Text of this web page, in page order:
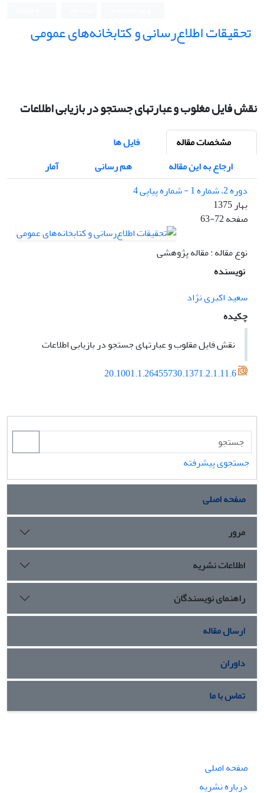
تحقیقات اطلاع‌رسانی و کتابخانه‌های عمومی
نقش فایل مغلوب و عبارتهای جستجو در بازیابی اطلاعات
مشخصات مقاله
فایل ها
ارجاع به این مقاله
هم رسانی
آمار
دوره 2، شماره 1 - شماره پیاپی 4
بهار 1375
صفحه63-72
نوع مقاله : مقاله پژوهشی
نویسنده
سعید اکبری نژاد
چکیده
نقش فایل مقلوب و عبارتهای جستجو در بازیابی اطلاعات
20.1001.1.26455730.1371.2.1.11.6
جستجوی پیشرفته
صفحه اصلی
مرور
اطلاعات نشریه
راهنمای نویسندگان
ارسال مقاله
داوران
تماس با ما
صفحه اصلی
درباره نشریه